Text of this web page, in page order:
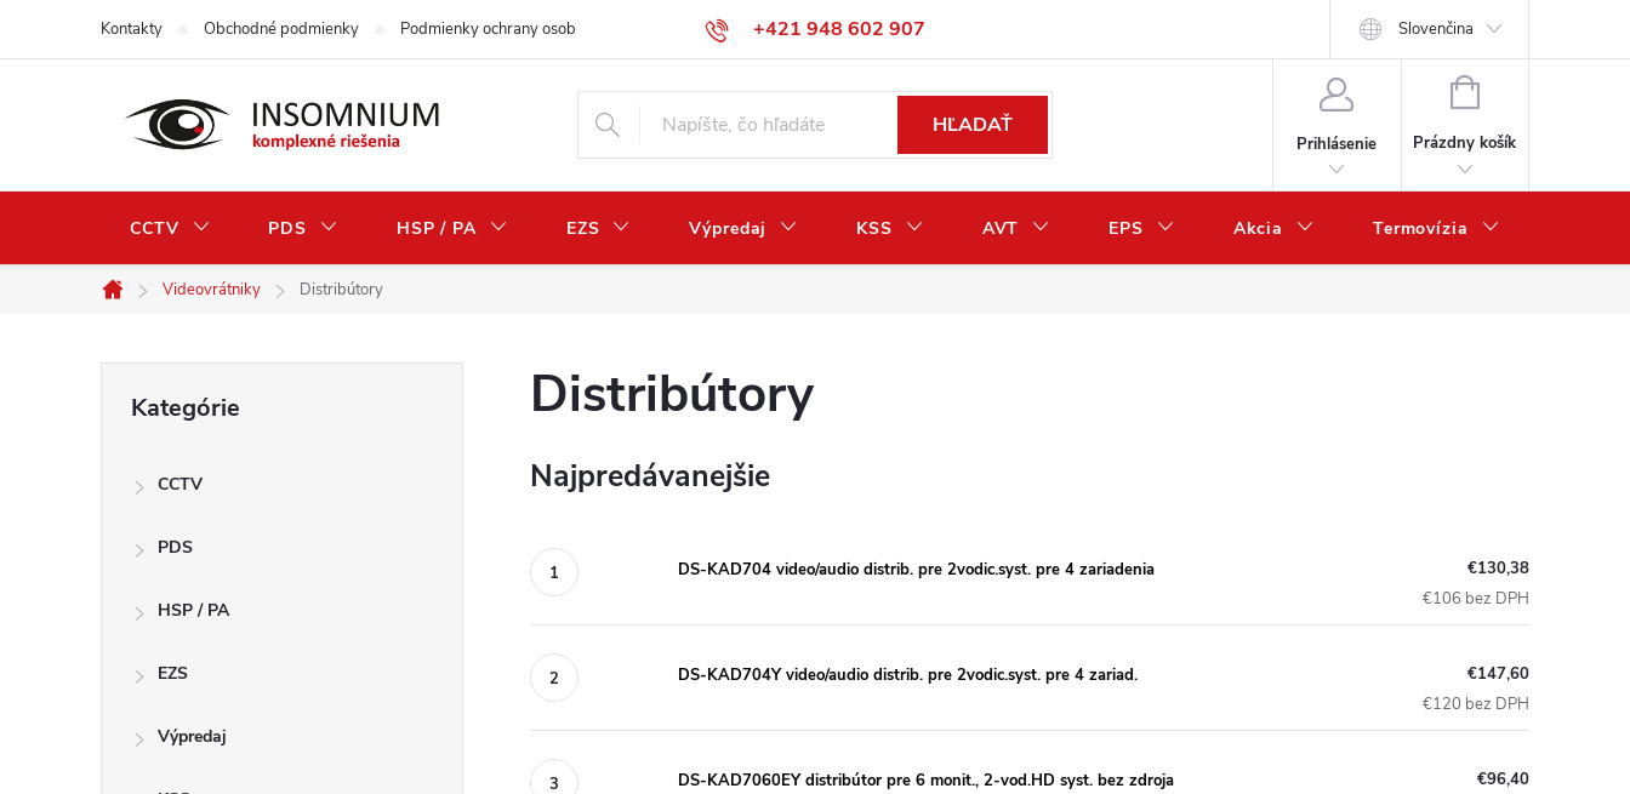
+421 948 602 907
Kontakty Obchodné podmienky Podmienky ochrany osobných údajov Odstúpenie od zmluvy / vrátenie peňazí Slovenčina
HĽADAŤ
Prihlásenie
NÁKUPNÝ
Prázdny košík
CCTV PDS HSP / PA EZS Výpredaj KSS AVT EPS Akcia Termovízia
Domov
Videovrátniky Distribútory
kategórie
Kategórie
CCTV
PDS
HSP / PA
EZS
Výpredaj
Distribútory
Najpredávanejšie
DS-KAD704 video/audio distrib. pre 2vodic.syst. pre 4 zariadenia
€130,38
€106 bez DPH
DS-KAD704Y video/audio distrib. pre 2vodic.syst. pre 4 zariad.
€147,60
€120 bez DPH
DS-KAD7060EY distribútor pre 6 monit., 2-vod.HD syst. bez zdroja
€96,40